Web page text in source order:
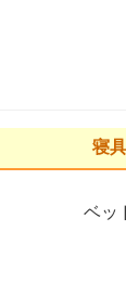
寝具
ベッ